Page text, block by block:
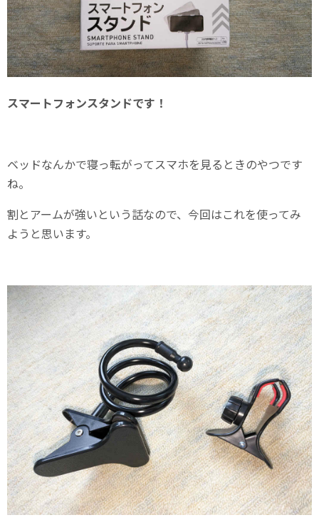
スマートフォンスタンドです！
ベッドなんかで寝っ転がってスマホを見るときのやつです
ね。
割とアームが強いという話なので、今回はこれを使ってみ
ようと思います。